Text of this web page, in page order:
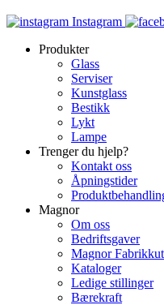
Instagram
Produkter
Glass
Serviser
Kunstglass
Bestikk
Lykt
Lampe
Trenger du hjelp?
Kontakt oss
Åpningstider
Magnor
Om oss
Bedriftsgaver
Magnor
Kataloger
Ledige stillinger
Bærekraft